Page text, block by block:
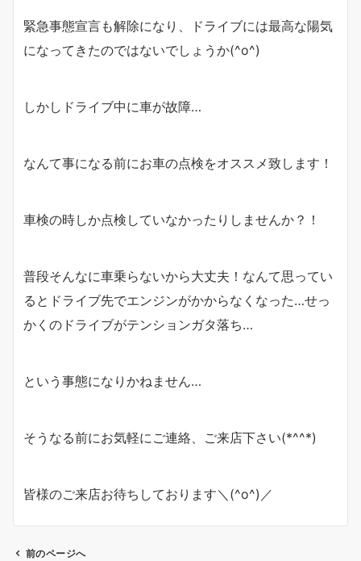
緊急事態宣言も解除になり、ドライブには最高な陽気
になってきたのではないでしょうか(^o^)
しかしドライブ中に車が故障…
なんて事になる前にお車の点検をオススメ致します！
車検の時しか点検していなかったりしませんか？！
普段そんなに車乗らないから大丈夫！なんて思ってい
るとドライブ先でエンジンがかからなくなった…せっ
かくのドライブがテンションガタ落ち…
という事態になりかねません…
そうなる前にお気軽にご連絡、ご来店下さい(*^^*)
皆様のご来店お待ちしております＼(^o^)／
前のページへ